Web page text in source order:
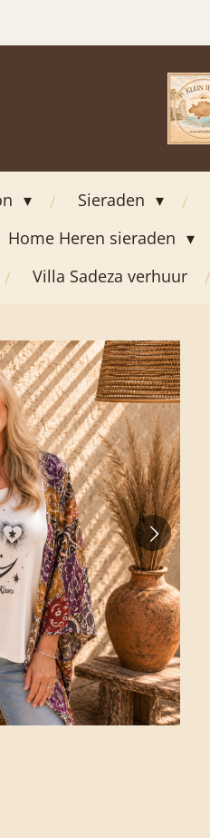
Sieraden
Home Heren sieraden
Villa Sadeza verhuur